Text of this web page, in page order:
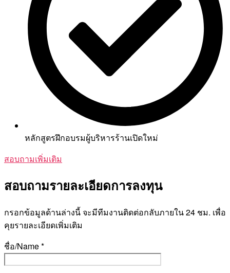
หลักสูตรฝึกอบรมผู้บริหารร้านเปิดใหม่
สอบถามเพิ่มเติม
สอบถามรายละเอียดการลงทุน
กรอกข้อมูลด้านล่างนี้ จะมีทีมงานติดต่อกลับภายใน 24 ชม. เพื่อ
คุยรายละเอียดเพิ่มเติม
ชื่อ/Name *